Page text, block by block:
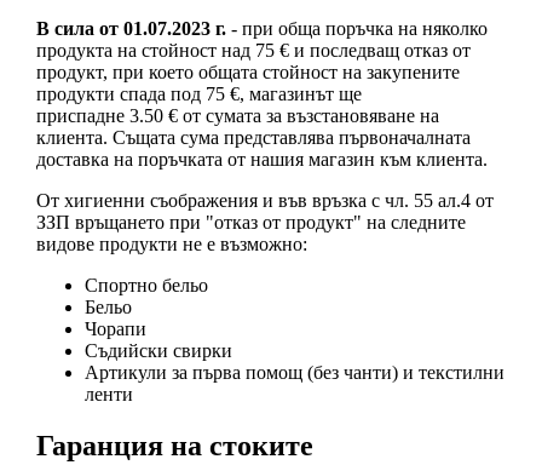
В сила от 01.07.2023 г.- при обща поръчка на няколко
продукта на стойност над 75 € и последващ отказ от
продукт, при което общата стойност на закупените
продукти спада под 75 €, магазинът ще
приспадне 3.50 € от сумата за възстановяване на
клиента. Същата сума представлява първоначалната
доставка на поръчката от нашия магазин към клиента.
От хигиенни съображения и във връзка с чл. 55 ал.4 от
ЗЗП връщането при "отказ от продукт" на следните
видове продукти не е възможно:
Спортно бельо
Бельо
Чорапи
Съдийски свирки
Артикули за първа помощ (без чанти) и текстилни
ленти
Гаранция на стоките